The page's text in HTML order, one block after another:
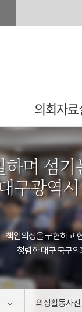
의회자료
하며 섬기
구광역
책임의정을 구현하고
청렴한 대구 북구
의정활동사진